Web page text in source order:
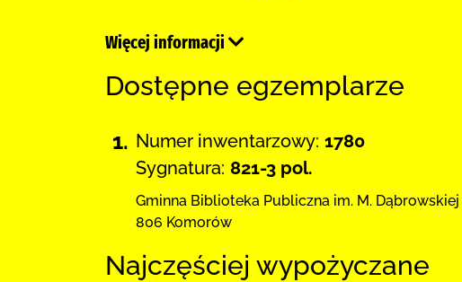
Więcej informacji
Dostępne egzemplarze
1. Numer inwentarzowy: 1780
Sygnatura: 821-3 pol.
Gminna Biblioteka Publiczna im. M. Dąbrowskiej
806 Komorów
Najczęściej wypożyczane